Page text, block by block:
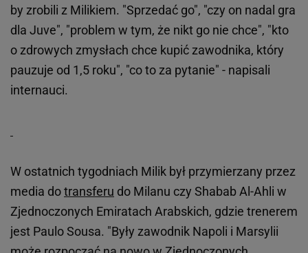
by zrobili z Milikiem. "Sprzedać go", "czy on nadal gra
dla Juve", "problem w tym, że nikt go nie chce", "kto
o zdrowych zmysłach chce kupić zawodnika, który
pauzuje od 1,5 roku", "co to za pytanie" - napisali
internauci.
W ostatnich tygodniach Milik był przymierzany przez
media dotransferu do Milanu czy Shabab Al-Ahli w
Zjednoczonych Emiratach Arabskich, gdzie trenerem
jest Paulo Sousa. "Były zawodnik Napoli i Marsylii